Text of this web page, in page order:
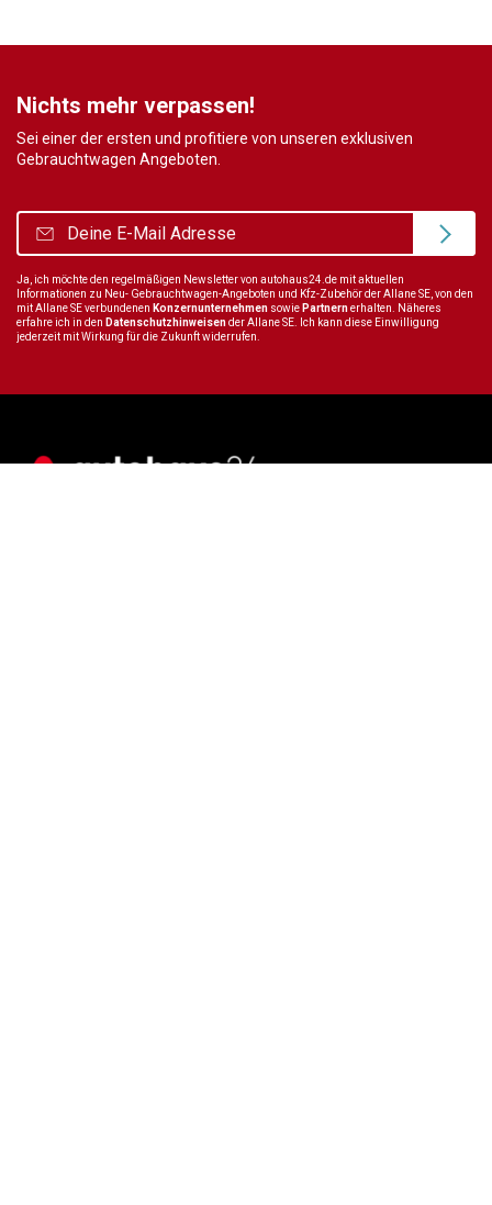
Nichts mehr verpassen!
Sei einer der ersten und profitiere von unseren exklusiven
Gebrauchtwagen Angeboten.
Ja, ich möchte den regelmäßigen Newsletter von autohaus24.de mit aktuellen
Informationen zu Neu- Gebrauchtwagen-Angeboten und Kfz-Zubehör der Allane SE, von den
mit Allane SE verbundenen Konzernunternehmen sowie Partnernerhalten. Näheres
erfahre ich in den Datenschutzhinweisender Allane SE. Ich kann diese Einwilligung
jederzeit mit Wirkung für die Zukunft widerrufen.